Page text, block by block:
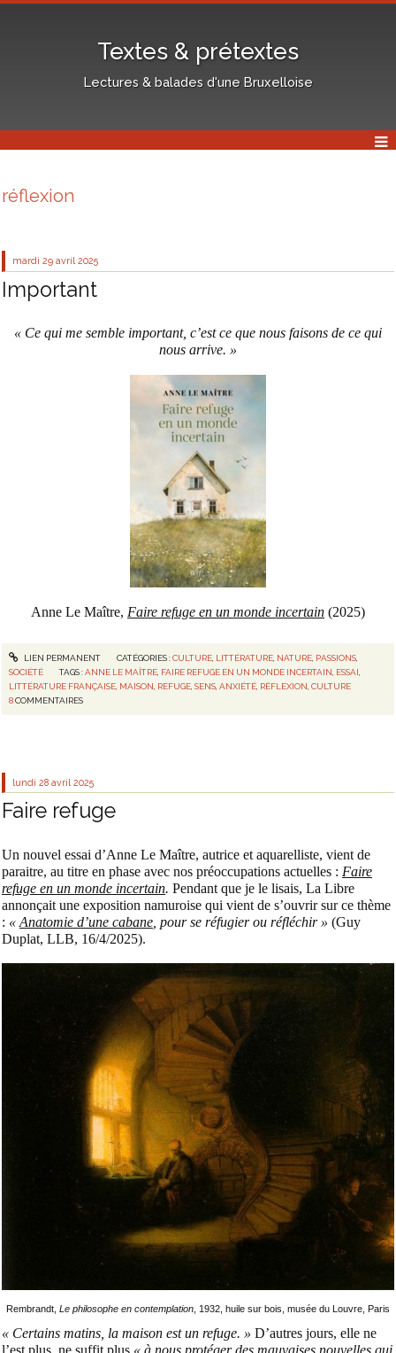
Textes & prétextes
Lectures & balades d'une Bruxelloise
réflexion
mardi 29 avril 2025
Important
« Ce qui me semble important, c’est ce que nous faisons de ce qui
nous arrive. »
Anne Le Maître, Faire refuge en un monde incertain (2025)
LIEN PERMANENT CATÉGORIES :CULTURE, LITTÉRATURE, NATURE, PASSIONS,
SOCIÉTÉ
TAGS :ANNE LE MAÎTRE FAIRE REFUGE EN UN MONDE INCERTAIN ESSAI
LITTÉRATURE FRANÇAISE MAISON REFUGE ,SENS ,ANXIÉTÉ RÉFLEXION ,CULTURE
8COMMENTAIRES
lundi 28 avril 2025
Faire refuge
Un nouvel essai d’Anne Le Maître, autrice et aquarelliste, vient de
paraitre, au titre en phase avec nos préoccupations actuelles : Faire
refuge en un monde incertain. Pendant que je le lisais, La Libre
annonçait une exposition namuroise qui vient de s’ouvrir sur ce thème
: « Anatomie d’une cabane , pour se réfugier ou réfléchir » (Guy
Duplat, LLB, 16/4/2025).
Rembrandt, Le philosophe en contemplation , 1932, huile sur bois, musée du Louvre, Paris
« Certains matins, la maison est un refuge. » D’autres jours, elle ne
l’est plus, ne suffit plus « à nous protéger des mauvaises nouvelles qui